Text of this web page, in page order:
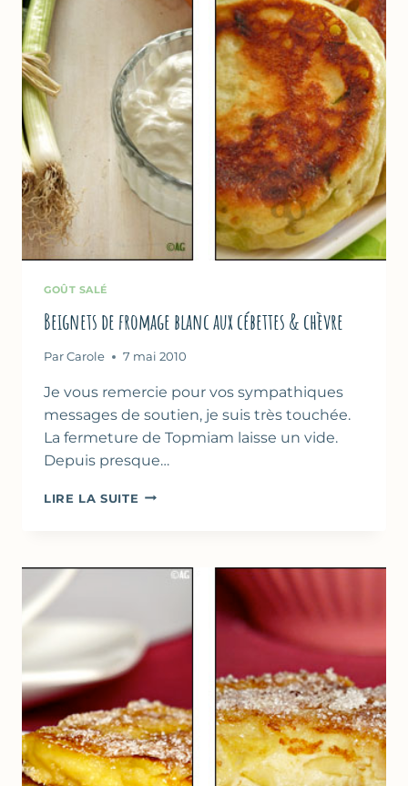
GOÛT SALÉ
Beignets de fromage blanc aux cébettes & chèvre
Par Carole 7 mai 2010
Je vous remercie pour vos sympathiques
messages de soutien, je suis très touchée.
La fermeture de Topmiam laisse un vide.
Depuis presque…
LIRE LA SUITE BEIGNETS
AUX